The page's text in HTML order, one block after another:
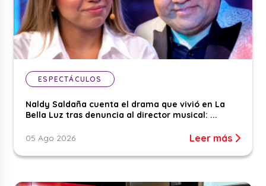
ESPECTÁCULOS
Naldy Saldaña cuenta el drama que vivió en La
Bella Luz tras denuncia al director musical: ...
05 Ago 2026 Leer más